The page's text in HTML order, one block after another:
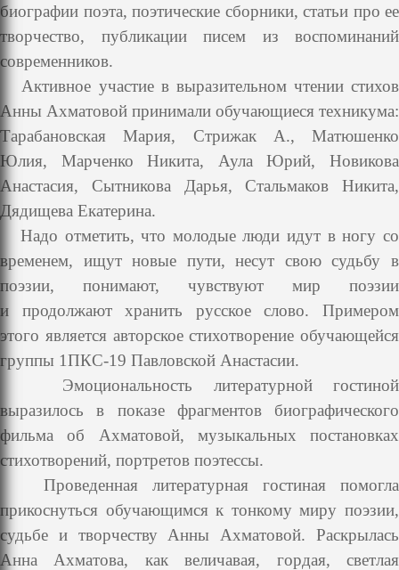
биографии поэта, поэтические сборники, статьи про ее
творчество, публикации писем из воспоминаний
современников.
Активное участие в выразительном чтении стихов
Анны Ахматовой принимали обучающиеся техникума:
Тарабановская Мария, Стрижак А., Матюшенко
Юлия, Марченко Никита, Аула Юрий, Новикова
Анастасия, Сытникова Дарья, Стальмаков Никита,
Дядищева Екатерина.
Надо отметить, что молодые люди идут в ногу со
временем, ищутновые пути, несут свою судьбу в
поэзии, понимают, чувствуют мир поэзии
и продолжают хранить русское слово. Примером
этого является авторскоестихотворение обучающейся
группы 1ПКС-19 Павловской Анастасии.
Эмоциональность литературной гостиной
выразилось в показе фрагментов биографического
фильма об Ахматовой, музыкальных постановках
стихотворений, портретов поэтессы.
Проведенная литературная гостиная помогла
прикоснуться обучающимся к тонкому миру поэзии,
судьбе и творчеству Анны Ахматовой. Раскрылась
Анна Ахматова, как величавая, гордая, светлая